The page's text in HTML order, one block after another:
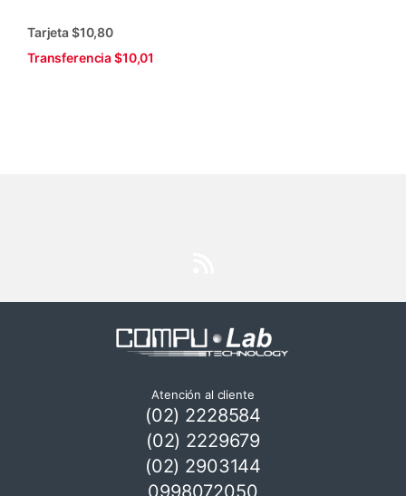
Tarjeta $10,80
Transferencia $10,01
Atención al cliente
(02) 2228584
(02) 2229679
(02) 2903144
0998072050